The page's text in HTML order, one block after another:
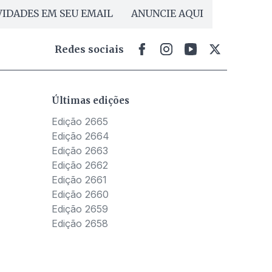
EM SEU EMAIL ANUNCIE AQUI
Redes sociais
Últimas edições
Edição 2665
Edição 2664
Edição 2663
Edição 2662
Edição 2661
Edição 2660
Edição 2659
Edição 2658